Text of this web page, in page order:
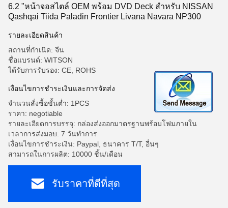
6.2 "หน้าจอสไตล์ OEM พร้อม DVD Deck สำหรับ NISSAN
Qashqai Tiida Paladin Frontier Livana Navara NP300
รายละเอียดสินค้า
สถานที่กำเนิด: จีน
ชื่อแบรนด์: WITSON
ได้รับการรับรอง: CE, ROHS
เงื่อนไขการชำระเงินและการจัดส่ง
จำนวนสั่งซื้อขั้นต่ำ: 1PCS
ราคา: negotiable
รายละเอียดการบรรจุ: กล่องส่งออกมาตรฐานพร้อมโฟมภายใน
เวลาการส่งมอบ: 7 วันทำการ
เงื่อนไขการชำระเงิน: Paypal, ธนาคาร T/T, อื่นๆ
สามารถในการผลิต: 10000 ชิ้น/เดือน
รับราคาที่ดีที่สุด